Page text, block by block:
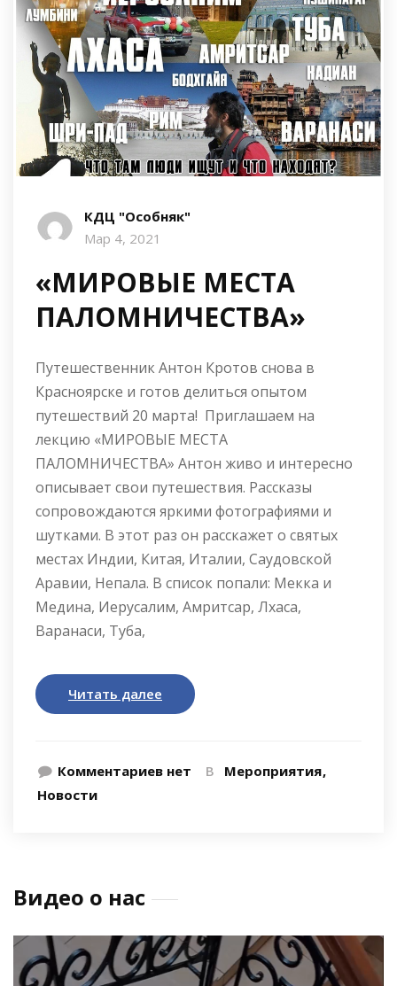
КДЦ "Особняк"
Мар 4, 2021
«МИРОВЫЕ МЕСТА
ПАЛОМНИЧЕСТВА»
Путешественник Антон Кротов снова в
Красноярске и готов делиться опытом
путешествий 20 марта! Приглашаем на
лекцию «МИРОВЫЕ МЕСТА
ПАЛОМНИЧЕСТВА» Антон живо и интересно
описывает свои путешествия. Рассказы
сопровождаются яркими фотографиями и
шутками. В этот раз он расскажет о святых
местах Индии, Китая, Италии, Саудовской
Аравии, Непала. В список попали: Мекка и
Медина, Иерусалим, Амритсар, Лхаса,
Варанаси, Туба,
Читать далее
Комментариев нет В
Мероприятия
Новости
Видео о нас
Видеоплеер